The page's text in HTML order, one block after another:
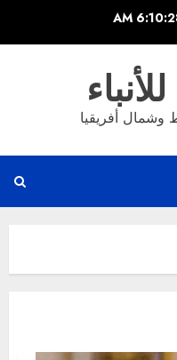
6:10:28
وشمال أفريقيا